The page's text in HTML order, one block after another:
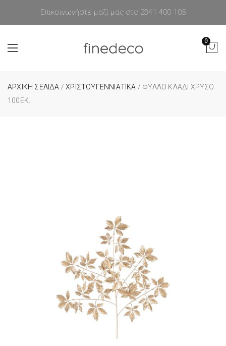
Επικοινωνήστε μαζί μας στο 2341 400 105
0
ΑΡΧΙΚΉ ΣΕΛΊΔΑ /ΧΡΙΣΤΟΥΓΕΝΝΙΑΤΙΚΑ / ΦΎΛΛΟ ΚΛΑΔΊ ΧΡΥΣΌ
100ΕΚ.